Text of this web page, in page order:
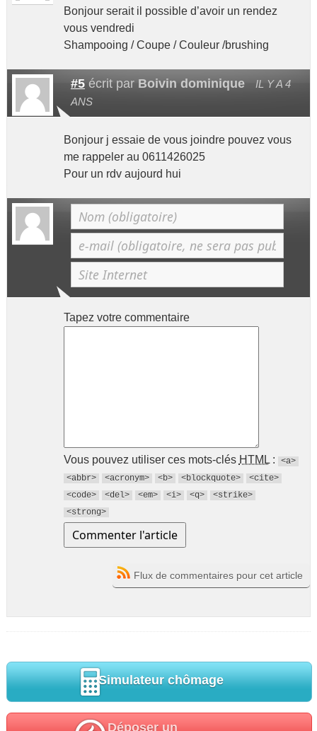
Bonjour serait il possible d’avoir un rendez
vous vendredi
Shampooing / Coupe / Couleur /brushing
#5écrit par Boivin dominique
IL Y A 4
ANS
Bonjour j essaie de vous joindre pouvez vous
me rappeler au 0611426025
Pour un rdv aujourd hui
Tapez votre commentaire
Vous pouvez utiliser ces mots-clés HTML:
<a>
<abbr>
<acronym> <b> <blockquote>
<cite>
<code>
<del> <em> <i> <q>
<strike>
<strong>
Flux de commentaires pour cet article
Simulateur chômage
Déposer un